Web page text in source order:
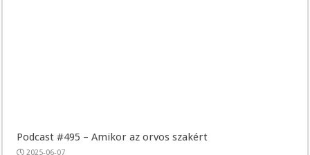
Podcast #495 – Amikor az orvos szakért
2025-06-07